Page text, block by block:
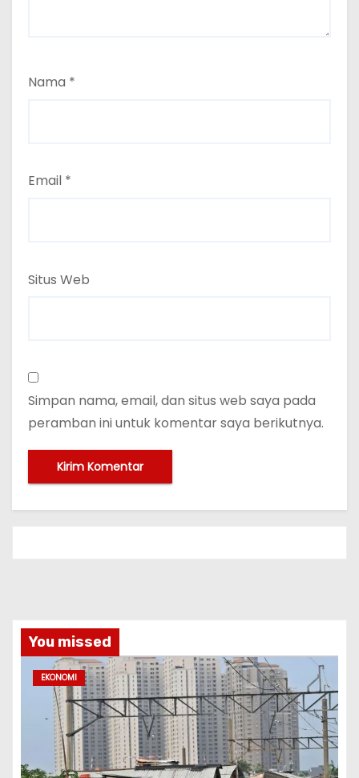
Nama *
Email *
Situs Web
Simpan nama, email, dan situs web saya pada
peramban ini untuk komentar saya berikutnya.
You missed
EKONOMI